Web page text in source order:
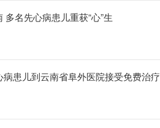
名先心病患儿重获“心”生
患儿到云南省阜外医院接受免费治疗